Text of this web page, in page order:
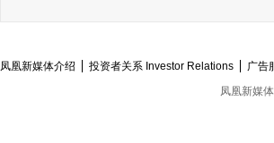
凤凰新媒体介绍 投资者关系 Investor Relations 广告
凤凰新媒体